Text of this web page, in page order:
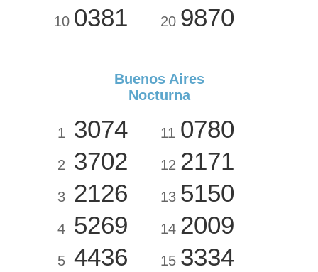
10 0381 20 9870
Buenos Aires
Nocturna
1 3074
2 3702
3 2126
4 5269
5 4436
11 0780
12 2171
13 5150
14 2009
15 3334